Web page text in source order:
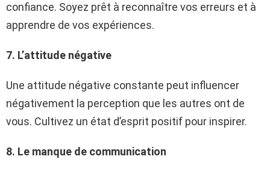
confiance. Soyez prêt à reconnaître vos erreurs et à
apprendre de vos expériences.
7. L’attitude négative
Une attitude négative constante peut influencer
négativement la perception que les autres ont de
vous. Cultivez un état d’esprit positif pour inspirer.
8. Le manque de communication